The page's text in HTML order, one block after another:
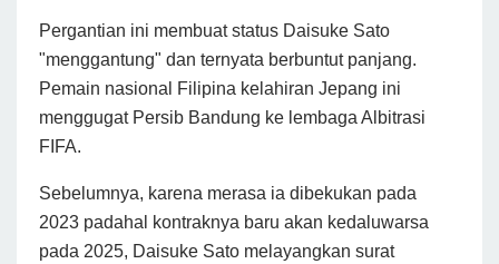
Pergantian ini membuat status Daisuke Sato
"menggantung" dan ternyata berbuntut panjang.
Pemain nasional Filipina kelahiran Jepang ini
menggugat Persib Bandung ke lembaga Albitrasi
FIFA.
Sebelumnya, karena merasa ia dibekukan pada
2023 padahal kontraknya baru akan kedaluwarsa
pada 2025, Daisuke Sato melayangkan surat